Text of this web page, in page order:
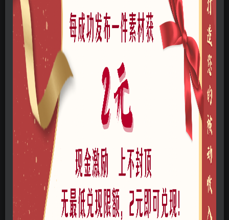
我是一个景观设计师，欢迎大家来与互动。
关注 私信
0
免费资源